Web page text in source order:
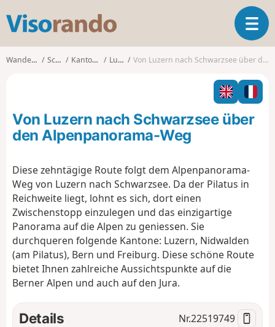
s
o
o
T
o
l
n
a
Wanderungen Schweiz Kanton Luzern Lucerne Von Luzern nach Schwarzsee über den Alpenpanorama-Weg
Von Luzern nach Schwarzsee über
den Alpenpanorama-Weg
Diese zehntägige Route folgt dem Alpenpanorama-
Weg von Luzern nach Schwarzsee. Da der Pilatus in
Reichweite liegt, lohnt es sich, dort einen
Zwischenstopp einzulegen und das einzigartige
Panorama auf die Alpen zu geniessen. Sie
durchqueren folgende Kantone: Luzern, Nidwalden
(am Pilatus), Bern und Freiburg. Diese schöne Route
bietet Ihnen zahlreiche Aussichtspunkte auf die
Berner Alpen und auch auf den Jura.
Details Nr.22519749